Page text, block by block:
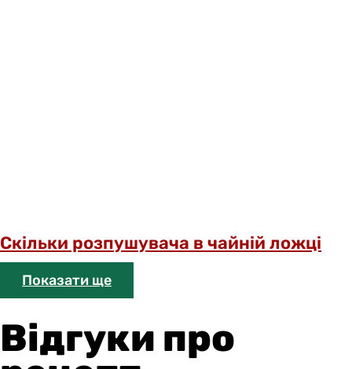
Скільки розпушувача в чайній ложці
Показати ще
Відгуки про